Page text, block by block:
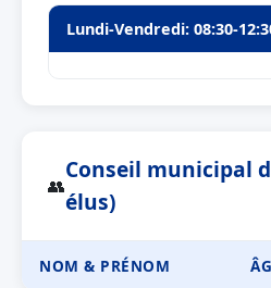
Lundi-Vendredi: 08:30-
👥
Conseil municipal
élus)
NOM & PRÉNOM